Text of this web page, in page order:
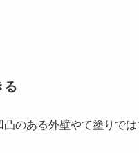
る
のある外壁やて塗りで